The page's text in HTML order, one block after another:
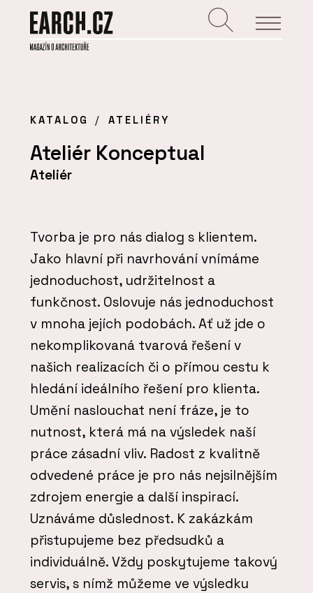
KATALOG ATELIÉRY
Ateliér Konceptual
Ateliér
Tvorba je pro nás dialog s klientem.
Jako hlavní při navrhování vnímáme
jednoduchost, udržitelnost a
funkčnost. Oslovuje nás jednoduchost
v mnoha jejích podobách. Ať už jde o
nekomplikovaná tvarová řešení v
našich realizacích či o přímou cestu k
hledání ideálního řešení pro klienta.
Umění naslouchat není fráze, je to
nutnost, která má na výsledek naší
práce zásadní vliv. Radost z kvalitně
odvedené práce je pro nás nejsilnějším
zdrojem energie a další inspirací.
Uznáváme důslednost. K zakázkám
přistupujeme bez předsudků a
individuálně. Vždy poskytujeme takový
servis, s nímž můžeme ve výsledku